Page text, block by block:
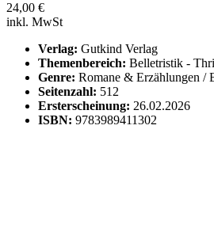
24,00 €
inkl. MwSt
Verlag: Gutkind Verlag
Themenbereich: Belletristik -
Genre: Romane & Erzählungen /
Seitenzahl: 512
Ersterscheinung: 26.02.2026
ISBN: 9783989411302